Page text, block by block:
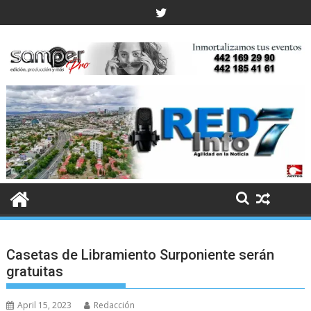
to
Casetas de Libramiento Surponiente serán
gratuitas
April 15, 2023 Redacción